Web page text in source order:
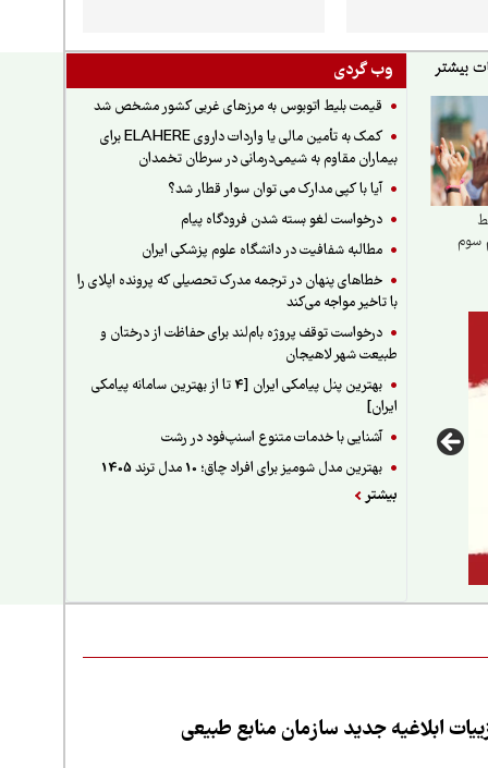
وب گردی
قیمت بلیط اتوبوس به مرزهای غربی کشور مشخص شد
کمک به تأمین مالی یا واردات داروی ELAHERE برای
بیماران مقاوم به شیمی‌درمانی در سرطان تخمدان
آیا با کپی مدارک می توان سوار قطار شد؟
درخواست لغو بسته شدن فرودگاه پیام
مطالبه شفافیت در دانشگاه علوم پزشکی ایران
خطاهای پنهان در ترجمه مدرک تحصیلی که پرونده اپلای را
با تاخیر مواجه می‌کند
درخواست توقف پروژه بام‌لند برای حفاظت از درختان و
طبیعت شهر لاهیجان
بهترین پنل پیامکی ایران [4 تا از بهترین سامانه پیامکی
ایران]
آشنایی با خدمات متنوع اسنپ‌فود در رشت
بهترین مدل شومیز برای افراد چاق؛ 10 مدل ترند 1405
بیشتر
سوم
ابلاغیه جدید سازمان منابع طبیعی